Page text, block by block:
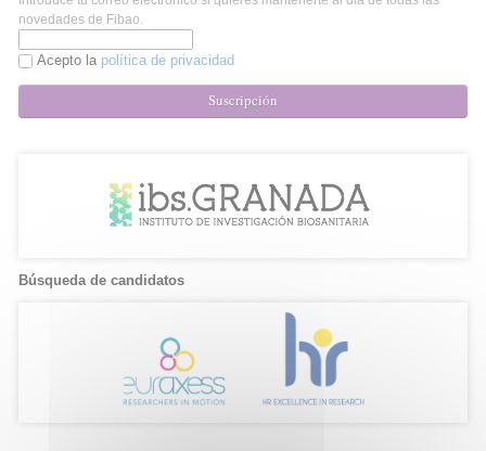
novedades de Fibao.
Acepto la política de privacidad
Suscripción
Búsqueda de candidatos